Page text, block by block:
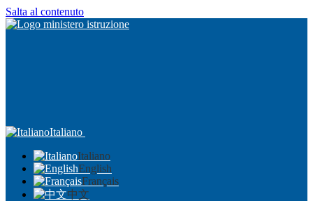
Salta al contenuto
Italiano
Italiano
English
Français
中文